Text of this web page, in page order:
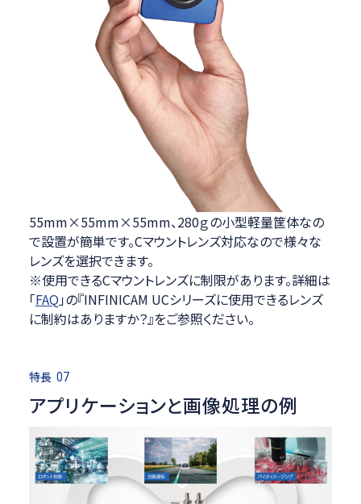
55mm×55mm×55mm、280ｇの小型軽量筐体なの
で設置が簡単です。Cマウントレンズ対応なので様々な
レンズを選択できます。
※使用できるCマウントレンズに制限があります。詳細は
「FAQ 」の『INFINICAM UCシリーズに使用できるレンズ
に制約はありますか？』をご参照ください。
特長 07
アプリケーションと画像処理の例